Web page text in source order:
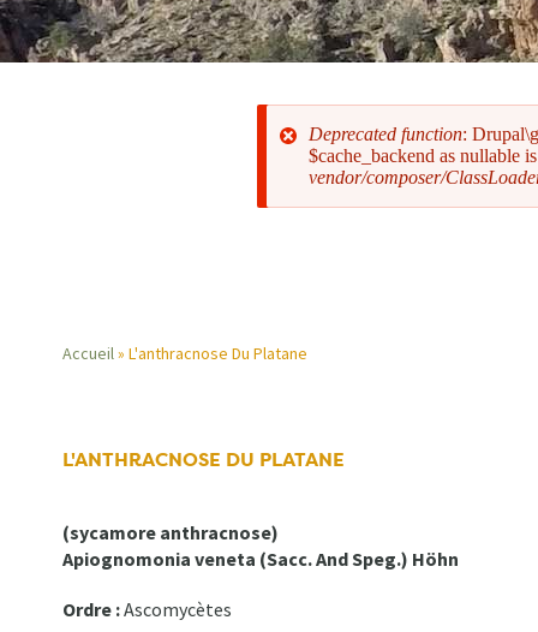
Message
Deprecated function:
$cache_backend as nullable
vendor/composer/
d'Ariane
Accueil L'anthracnose Du Platane
L'ANTHRACNOSE DU PLATANE
(sycamore anthracnose)
Apiognomonia veneta (Sacc. And Speg.) Höhn
Ordre :Ascomycètes